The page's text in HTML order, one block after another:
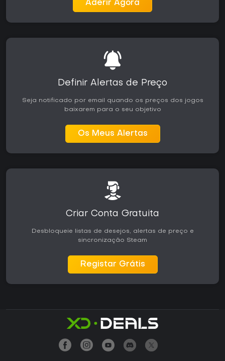
Aderir Agora
Definir Alertas de Preço
Seja notificado por email quando os preços dos jogos
baixarem para o seu objetivo
Os Meus Alertas
Criar Conta Gratuita
Desbloqueie listas de desejos, alertas de preço e
sincronização Steam
Registar Grátis